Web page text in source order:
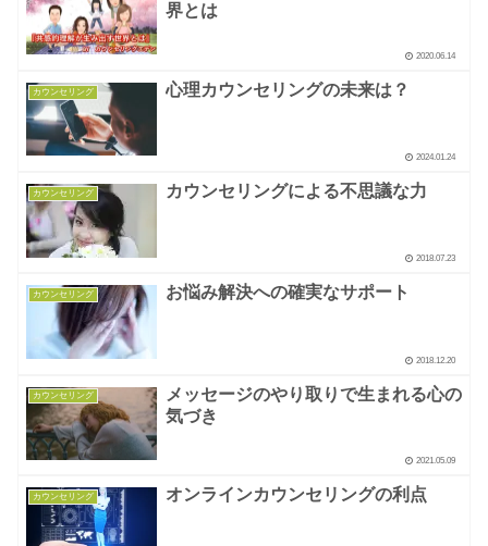
界とは
2020.06.14
カウンセリング 心理カウンセリングの未来は？
2024.01.24
カウンセリング カウンセリングによる不思議な力
2018.07.23
カウンセリング お悩み解決への確実なサポート
2018.12.20
カウンセリング
メッセージのやり取りで生まれる心の
気づき
2021.05.09
カウンセリング オンラインカウンセリングの利点